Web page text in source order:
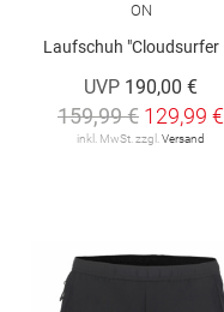
ON
Laufschuh "Cloudsurfer Max W"
UVP 190,00 €
159,99 € 129,99 €
inkl. MwSt. zzgl. Versand